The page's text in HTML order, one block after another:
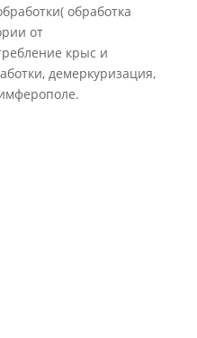
обработка
от
крыс и
демеркуризация,